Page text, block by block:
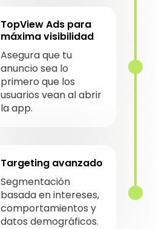
TopView Ads para
máxima visibilidad
Asegura que tu
anuncio sea lo
primero que los
usuarios vean al abrir
la app.
Targeting avanzado
Segmentación
basada en intereses,
comportamientos y
datos demográficos.